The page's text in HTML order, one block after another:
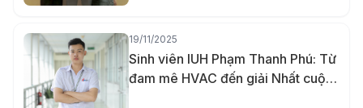
19/11/2025
Sinh viên IUH Phạm Thanh Phú: Từ
đam mê HVAC đến giải Nhất cuộc